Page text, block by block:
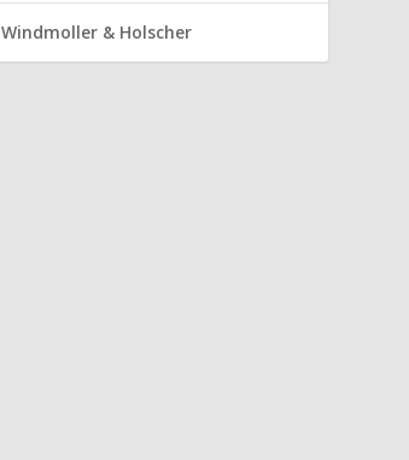
Windmoller & Holscher